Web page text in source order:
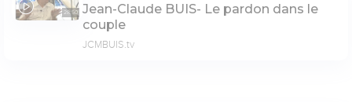
28:50
Jean-Claude BUIS- Le pardon dans le
couple
JCMBUIS.tv